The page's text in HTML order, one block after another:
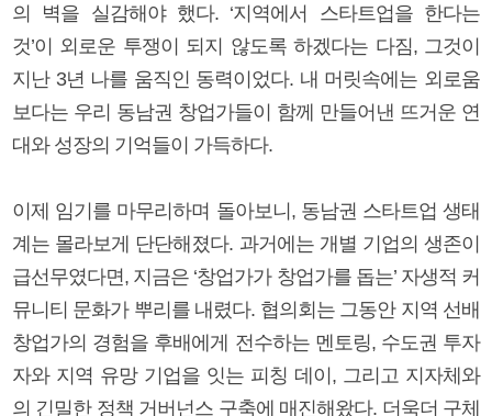
의 벽을 실감해야 했다. ‘지역에서 스타트업을 한다는
것’이 외로운 투쟁이 되지 않도록 하겠다는 다짐, 그것이
지난 3년 나를 움직인 동력이었다. 내 머릿속에는 외로움
보다는 우리 동남권 창업가들이 함께 만들어낸 뜨거운 연
대와 성장의 기억들이 가득하다.
이제 임기를 마무리하며 돌아보니, 동남권 스타트업 생태
계는 몰라보게 단단해졌다. 과거에는 개별 기업의 생존이
급선무였다면, 지금은 ‘창업가가 창업가를 돕는’ 자생적 커
뮤니티 문화가 뿌리를 내렸다. 협의회는 그동안 지역 선배
창업가의 경험을 후배에게 전수하는 멘토링, 수도권 투자
자와 지역 유망 기업을 잇는 피칭 데이, 그리고 지자체와
의 긴밀한 정책 거버넌스 구축에 매진해왔다. 더욱더 구체